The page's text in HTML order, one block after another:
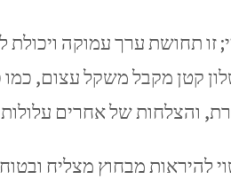
זו תחושת ערך עמוקה
קטן מקבל משקל עצום,
והצלחות של אחרים
להיראות מבחוץ מצליח